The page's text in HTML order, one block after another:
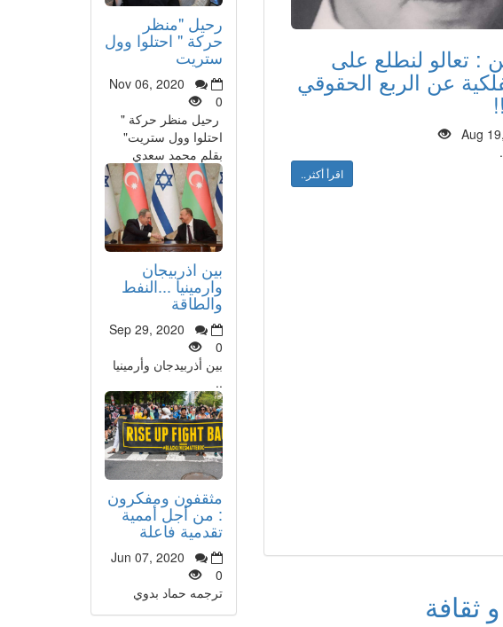
رحيل "منظر
حركة " احتلوا وول
ستريت
Nov 06, 2020
0
رحيل منظر حركة "
احتلوا وول ستريت"
بقلم محمد سعدي
بين اذربيجان
وارمينيا ...النفط
والطاقة
Sep 29, 2020
0
بين أذربيدجان وأرمينيا
..
مثقفون ومفكرون
: من أجل أممية
تقدمية فاعلة
Jun 07, 2020
0
ترجمه حماد بدوي
: تعالو لنطلع على
عن الربع الحقوقي
Aug
اقرأ أكثر..
ثقافة